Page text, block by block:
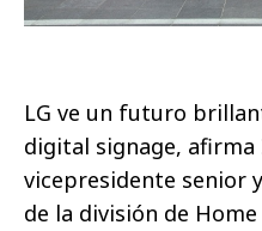
LG ve un futuro
digital signage, afirma
vicepresidente senior
de la división de